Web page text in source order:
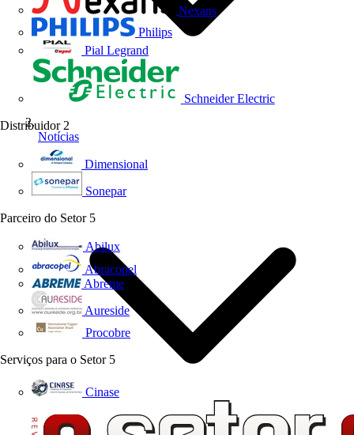
Nexans
Philips
Pial Legrand
Schneider Electric
Distribuidor 2
Dimensional
Sonepar
Parceiro do Setor 5
Abilux
Abracopel
Abreme
Aureside
Procobre
Serviços para o Setor 5
Cinase
Notícias